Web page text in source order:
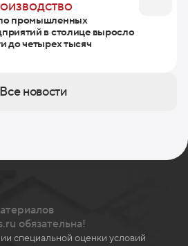
промышленных
в столице выросло
до четырех тысяч
Все новости
обязательна!
специальной оценки условий